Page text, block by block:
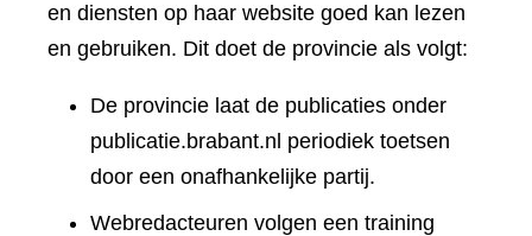
en diensten op haar website goed kan lezen
en gebruiken. Dit doet de provincie als volgt:
De provincie laat de publicaties onder
publicatie.brabant.nl periodiek toetsen
door een onafhankelijke partij.
Webredacteuren volgen een training